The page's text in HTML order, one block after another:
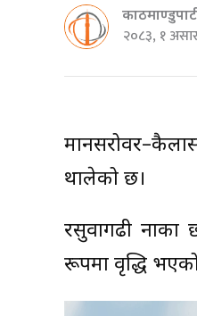
२०८३, १
थालेको छ।
रसुवागढी नाका
रूपमा वृद्धि